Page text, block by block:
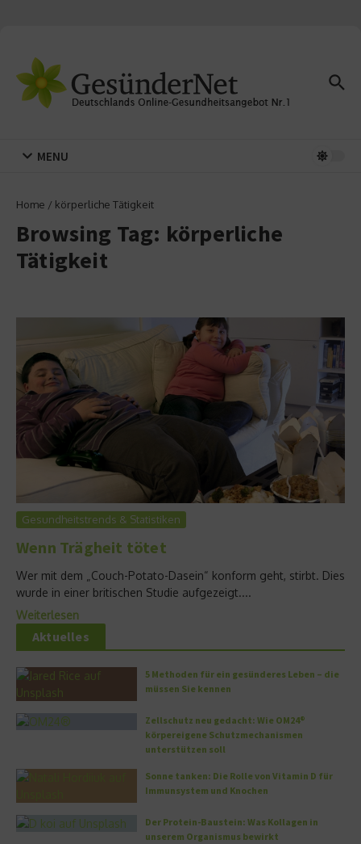
MENU
Home / körperliche Tätigkeit
Browsing Tag: körperliche
Tätigkeit
Gesundheitstrends & Statistiken
Wenn Trägheit tötet
Wer mit dem „Couch-Potato-Dasein“ konform geht, stirbt. Dies
wurde in einer britischen Studie aufgezeigt....
Weiterlesen
Aktuelles
5 Methoden für ein gesünderes Leben – die
müssen Sie kennen
Zellschutz neu gedacht: Wie OM24®
körpereigene Schutzmechanismen
unterstützen soll
Sonne tanken: Die Rolle von Vitamin D für
Immunsystem und Knochen
Der Protein-Baustein: Was Kollagen in
unserem Organismus bewirkt